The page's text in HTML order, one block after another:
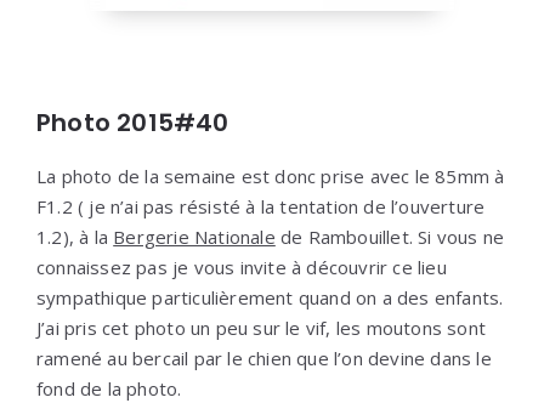
Photo 2015#40
La photo de la semaine est donc prise avec le 85mm à
F1.2 ( je n’ai pas résisté à la tentation de l’ouverture
1.2), à la Bergerie Nationale de Rambouillet. Si vous ne
connaissez pas je vous invite à découvrir ce lieu
sympathique particulièrement quand on a des enfants.
J’ai pris cet photo un peu sur le vif, les moutons sont
ramené au bercail par le chien que l’on devine dans le
fond de la photo.